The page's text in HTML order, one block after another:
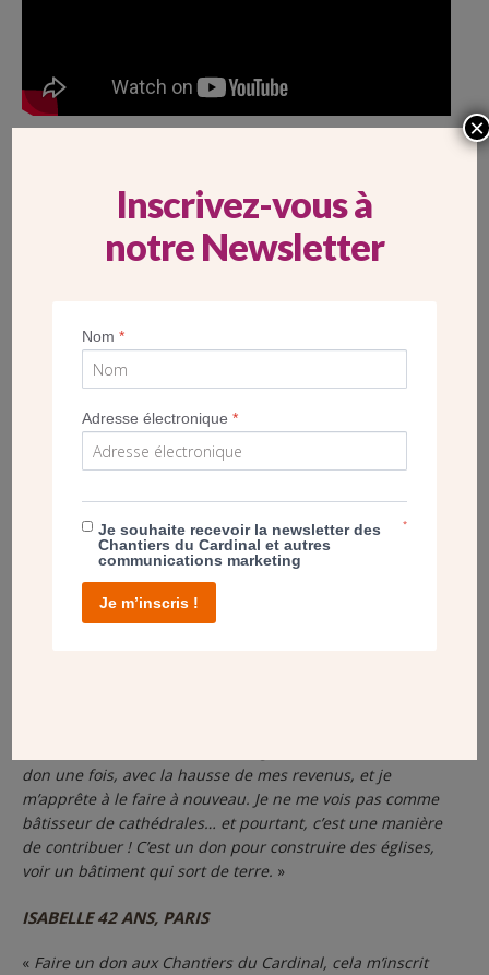
Raphaele 27 ans, Bussy Saint Georges
Cardinal financent aussile grand projet Val d’Europe
Marne-la-Vallée. J’ai choisi de donner par prélèvement
automatique car je ne pense pas toujours au don
ponctuel. Et puis… le budget est moins serré en fin
d’année. Enfin c’est facile à faire sur le site internet : ma
carte bleue est déjà enregistrée dans mon téléphone
Bertrand, 48 ans, Versailles
J’ai choisi ce mode de don depuis 15 ans. Je n’ai pas
besoin d’y penser, cela se fait tout seul. C’est quasiment
don une fois, avec la hausse de mes revenus, et je
m’apprête à le faire à nouveau. Je ne me vois pas comme
bâtisseur de cathédrales… et pourtant, c’est une manière
de contribuer ! C’est un don pour construire des églises,
voir un bâtiment qui sort de terre. »
ISABELLE 42 ANS, PARIS
« Faire un don aux Chantiers du Cardinal, cela m’inscrit
Inscrivez-vous à
notre Newsletter
Nom*
Adresse électronique*
Je souhaite recevoir la newsletter des
Chantiers du Cardinal et autres
communications marketing
*
Je m’inscris !
×